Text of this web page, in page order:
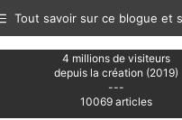
Tout savoir sur ce blogue et
4 millions de visiteurs
depuis la création (2019)
---
10069 articles